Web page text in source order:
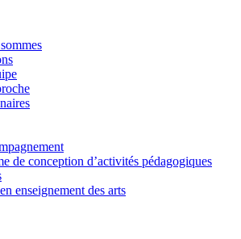
de conception d’activités pédagogiques
enseignement des arts